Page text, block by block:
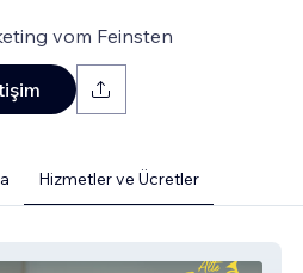
vom Feinsten
Hizmetler ve Ücretler